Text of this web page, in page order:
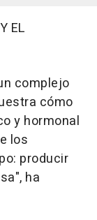
EL
complejo
cómo
y hormonal
los
producir
ha